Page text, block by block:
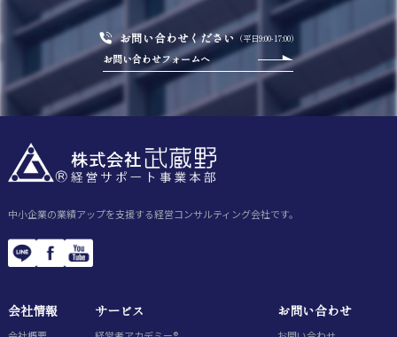
お問い合わせください（平日9:00-17:00）
お問い合わせフォームへ
中小企業の業績アップを支援する経営コンサルティング会社です。
会社情報 サービス お問い合わせ